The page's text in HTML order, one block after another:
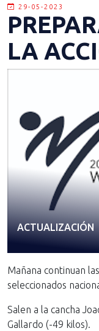
29-05-2023
LA
ACTUALIZACIÓN
Mañana continuan
seleccionados
Salen a la cancha
Gallardo (-49 kilos).